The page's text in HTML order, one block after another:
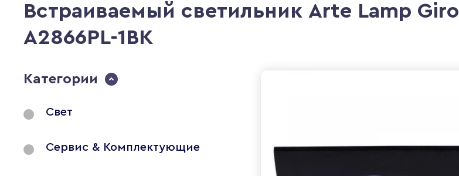
Встраиваемый светильник Arte Lamp Giro
A2866PL-1BK
Категории
Свет
Сервис & Комплектующие